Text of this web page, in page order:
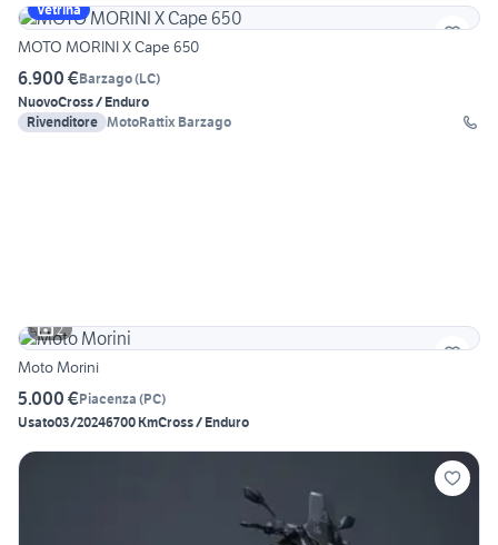
Vetrina
MOTO MORINI X Cape 650
6.900 €Barzago(LC)
NuovoCross / Enduro
Rivenditore MotoRattix Barzago
2
Moto Morini
5.000 €Piacenza (PC)
Usato03/20246700 KmCross / Enduro